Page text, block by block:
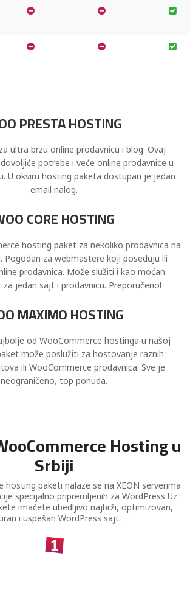
PRESTA HOSTING
ultra brzu online prodavnicu i blog. Ovaj
potrebe i veće online prodavnice u
U okviru hosting paketa dostupan je jedan
email nalog.
CORE HOSTING
hosting paket za nekoliko prodavnica na
Pogodan za webmastere koji poseduju ili
prodavnica. Može služiti i kao moćan
jedan sajt i prodavnicu. Preporučeno!
MAXIMO HOSTING
od WooCommerce hostinga u našoj
može poslužiti za hostovanje raznih
ili WooCommerce prodavnica. Sve je
neograničeno, top ponuda.
Hosting u
Srbiji
hosting paketi nalaze se na XEON serverima
specijalno pripremljenih za WordPress Uz
imaćete ubedljivo najbrži, optimizovan,
i uspešan WordPress sajt.